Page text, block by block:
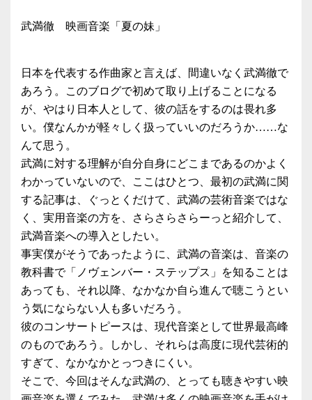
武満徹 映画音楽「夏の妹」
日本を代表する作曲家と言えば、間違いなく武満徹で
あろう。このブログで初めて取り上げることになる
が、やはり日本人として、彼の話をするのは畏れ多
い。僕なんかが軽々しく扱っていいのだろうか……な
んて思う。
武満に対する理解が自分自身にどこまであるのかよく
わかっていないので、ここはひとつ、最初の武満に関
する記事は、ぐっとくだけて、武満の芸術音楽ではな
く、実用音楽の方を、さらさらさらーっと紹介して、
武満音楽への導入としたい。
事実僕がそうであったように、武満の音楽は、音楽の
教科書で「ノヴェンバー・ステップス」を知ることは
あっても、それ以降、なかなか自ら進んで聴こうとい
う気にならない人も多いだろう。
彼のコンサートピースは、現代音楽として世界最高峰
のものであろう。しかし、それらは高度に現代芸術的
すぎて、なかなかとっつきにくい。
そこで、今回はそんな武満の、とっても聴きやすい映